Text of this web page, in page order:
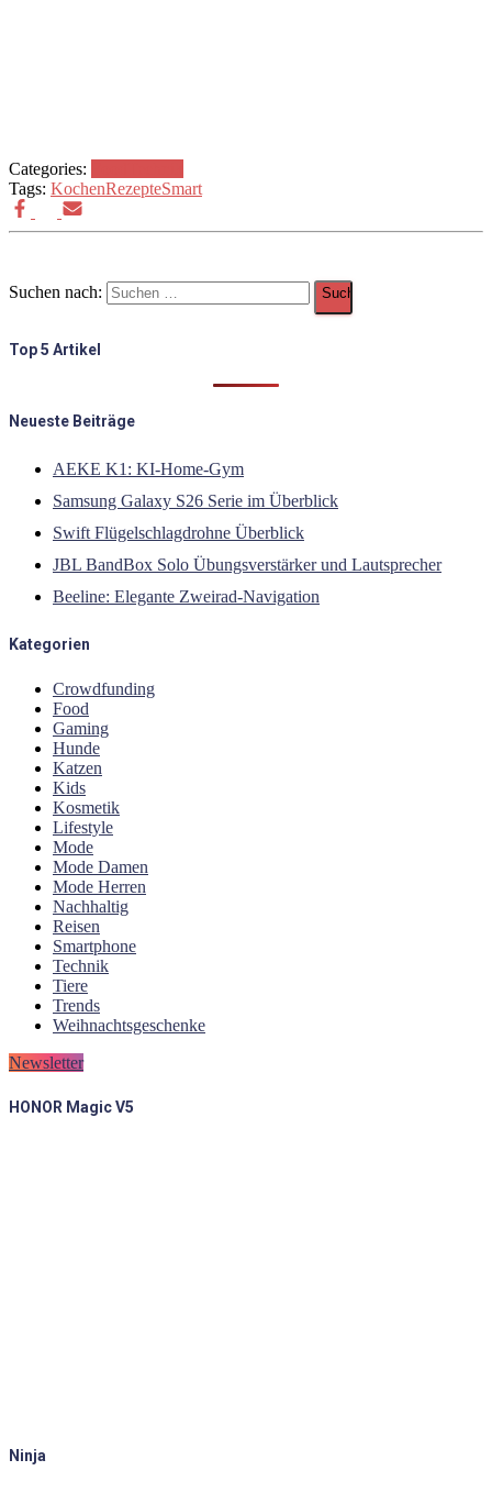
Categories:
Tags: KochenRezepteSmart
Suchen nach:
Top 5 Artikel
Neueste Beiträge
AEKE K1: KI-Home-Gym
Samsung Galaxy S26 Serie im Überblick
Swift Flügelschlagdrohne Überblick
JBL BandBox Solo Übungsverstärker und Lautsprecher
Beeline: Elegante Zweirad-Navigation
Kategorien
Crowdfunding
Food
Gaming
Hunde
Katzen
Kids
Kosmetik
Lifestyle
Mode
Mode Damen
Mode Herren
Nachhaltig
Reisen
Smartphone
Technik
Tiere
Trends
Weihnachtsgeschenke
Newsletter
HONOR Magic V5
Ninja